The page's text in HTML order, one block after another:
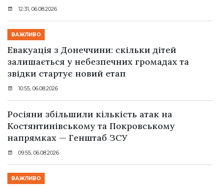
12:31, 06.08.2026
ВАЖЛИВО
Евакуація з Донеччини: скільки дітей
залишається у небезпечних громадах та
звідки стартує новий етап
10:55, 06.08.2026
Росіяни збільшили кількість атак на
Костянтинівському та Покровському
напрямках — Генштаб ЗСУ
09:55, 06.08.2026
ВАЖЛИВО